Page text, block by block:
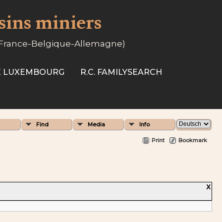
miniers
Belgique-Allemagne)
LUXEMBOURG
R.C. FAMILYSEARCH
Find Media Info
Print Bookmark